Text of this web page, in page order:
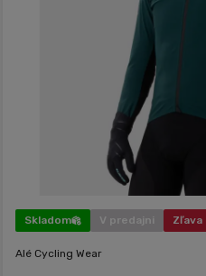
Skladom V predajni Zľava
Alé Cycling Wear